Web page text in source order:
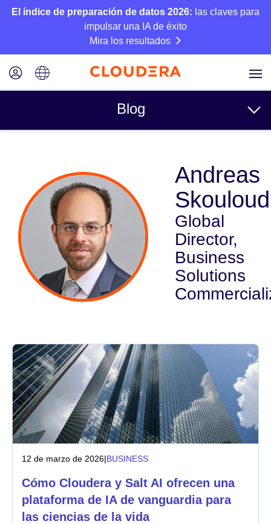
El índice de preparación de datos 2026: las claves para
impulsar una IA de éxito
Mira los resultados
Blog
Business
Técnico
Socios
Cultura
Fabricación
Seguros
Telecomunicaciones
Tecnología
Sector público
Sanidad
Andreas
Global
Director,
Business
Solutions
12 de marzo de 2026|BUSINESS
Cómo Cloudera y Salt AI ofrecen una
plataforma de IA de vanguardia para
las ciencias de la vida